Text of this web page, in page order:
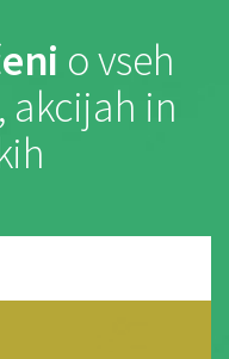
o vseh
akcijah in